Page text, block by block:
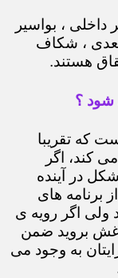
داخلی ، بواسیر
، شکاف
هستند.
شود ؟
که تقریبا
کند، اگر
در آینده
برنامه های
اگر رویه ی
بروید ضمن
به وجود می